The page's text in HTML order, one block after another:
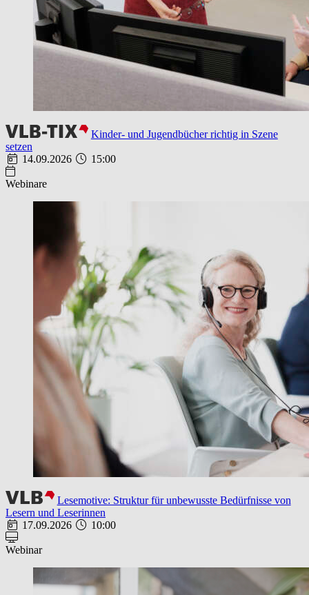
Kinder- und Jugendbücher richtig in Szene
setzen
14.09.2026
15:00
Webinare
Lesemotive: Struktur für unbewusste Bedürfnisse von
Lesern und Leserinnen
17.09.2026
10:00
Webinar